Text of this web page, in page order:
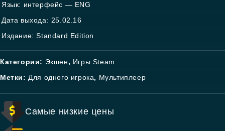
Язык: интерфейс — ENG
Дата выхода: 25.02.16
Издание: Standard Edition
Категории: Экшен, Игры Steam
Метки: Для одного игрока, Мультиплеер
Самые низкие цены